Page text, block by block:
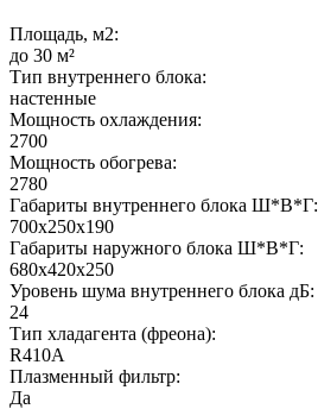
Площадь, м2:
до 30 м²
Тип внутреннего блока:
настенные
Мощность охлаждения:
2700
Мощность обогрева:
2780
Габариты внутреннего блока Ш*В*Г:
700x250x190
Габариты наружного блока Ш*В*Г:
680x420x250
Уровень шума внутреннего блока дБ:
24
Тип хладагента (фреона):
R410A
Плазменный фильтр:
Да